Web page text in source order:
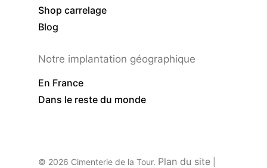
Shop carrelage
Blog
Notre implantation géographique
En France
Dans le reste du monde
© 2026 Cimenterie de la Tour. Plan du site